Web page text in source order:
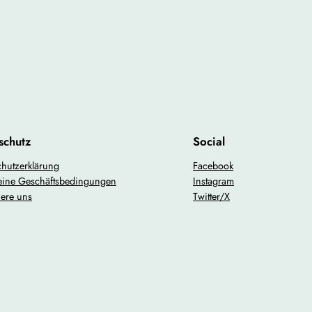
Geschäftsbedingungen
uns
Social
Facebook
Instagram
Twitter/X